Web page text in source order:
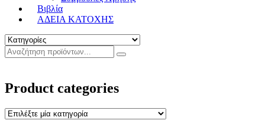
Βιβλία
ΑΔΕΙΑ ΚΑΤΟΧΗΣ
Product categories